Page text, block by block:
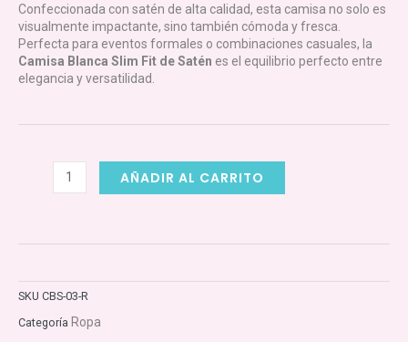
Confeccionada con satén de alta calidad, esta camisa no solo es
visualmente impactante, sino también cómoda y fresca.
Perfecta para eventos formales o combinaciones casuales, la
Camisa Blanca Slim Fit de Satén es el equilibrio perfecto entre
elegancia y versatilidad.
Slim
de
AÑADIR AL CARRITO
SKU CBS-03-R
Categoría Ropa